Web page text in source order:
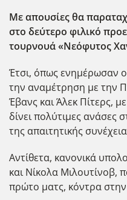
Με απουσίες θα
στο δεύτερο φιλικό
τουρνουά «Νεόφυτος
Έτσι, όπως ενημέρωσαν
την αναμέτρηση με την
Έβανς και Άλεκ Πίτερς,
δίνει πολύτιμες ανάσες
της απαιτητικής
Αντίθετα, κανονικά
και Νίκολα Μιλουτίνοβ,
πρώτο ματς, κόντρα